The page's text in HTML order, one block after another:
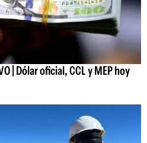
| Dólar oficial, CCL y MEP hoy